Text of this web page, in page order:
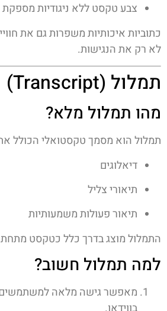
צבע טקסט ללא ניגודיות מספקת
כתוביות איכותיות משפרות גם את
לא רק את הנגישות.
תמלול (Transcript)
מהו תמלול מלא?
תמלול הוא מסמך טקסטואלי הכולל את
דיאלוגים
תיאורי צליל
תיאור פעולות משמעותיות
התמלול מוצג בדרך כלל כטקסט מתחת
למה תמלול חשוב?
מאפשר גישה מלאה למשתמשים